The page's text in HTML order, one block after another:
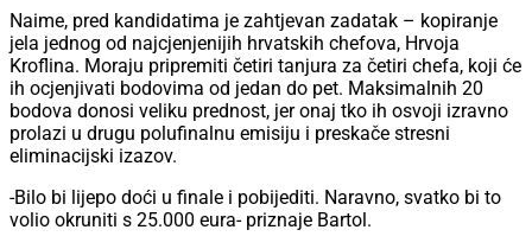
Naime, pred kandidatima je zahtjevan zadatak – kopiranje
jela jednog od najcjenjenijih hrvatskih chefova, Hrvoja
Kroflina. Moraju pripremiti četiri tanjura za četiri chefa, koji će
ih ocjenjivati bodovima od jedan do pet. Maksimalnih 20
bodova donosi veliku prednost, jer onaj tko ih osvoji izravno
prolazi u drugu polufinalnu emisiju i preskače stresni
eliminacijski izazov.
-Bilo bi lijepo doći u finale i pobijediti. Naravno, svatko bi to
volio okruniti s 25.000 eura- priznaje Bartol.